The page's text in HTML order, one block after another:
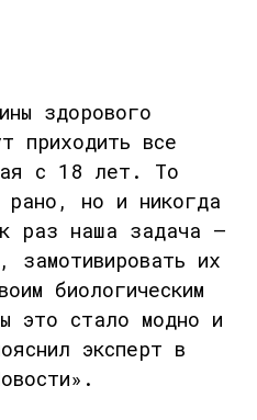
здорового
приходить все
с 18 лет. То
рано, но и никогда
раз наша задача —
замотивировать их
биологическим
это стало модно и
эксперт в